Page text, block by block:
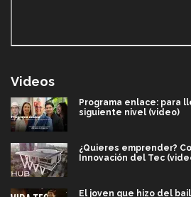
Videos
Programa enlace: para
siguiente nivel (video)
¿Quieres emprender?
Innovación del Tec
El joven que hizo del